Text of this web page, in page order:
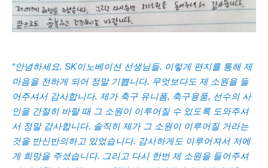
“안녕하세요. SK이노베이션 선생님들. 이렇게 편지를 통해 제
마음을 전하게 되어 정말 기쁩니다. 무엇보다도 제 소원을 들
어주셔서 감사합니다. 제가 축구 유니폼, 축구용품, 선수의 사
인을 간절히 바랄 때 그 소원이 이루어질 수 있도록 도와주셔
서 정말 감사합니다. 솔직히 제가 그 소원이 이루어질 거라는
것을 반신반의하고 있었습니다. 감사하게도 이루어져서 저에
게 희망을 주셨습니다. 그리고 다시 한번 제 소원을 들어주셔